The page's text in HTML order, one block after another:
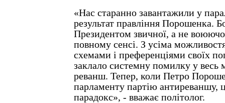
«Нас старанно завантажили у
результат правління Порошенка.
Президентом звичної, а не
повному сенсі. З усіма
схемами і преференціями своїх
заклало системну помилку у весь
реванш. Тепер, коли Петро
парламенту партію антиреваншу,
парадокс», - вважає політолог.